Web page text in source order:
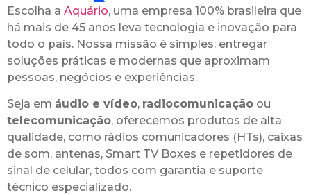
Escolha a Aquário, uma empresa 100% brasileira que
há mais de 45 anos leva tecnologia e inovação para
todo o país. Nossa missão é simples: entregar
soluções práticas e modernas que aproximam
pessoas, negócios e experiências.
Seja em áudio e vídeo, radiocomunicação ou
telecomunicação, oferecemos produtos de alta
qualidade, como rádios comunicadores (HTs), caixas
de som, antenas, Smart TV Boxes e repetidores de
sinal de celular, todos com garantia e suporte
técnico especializado.